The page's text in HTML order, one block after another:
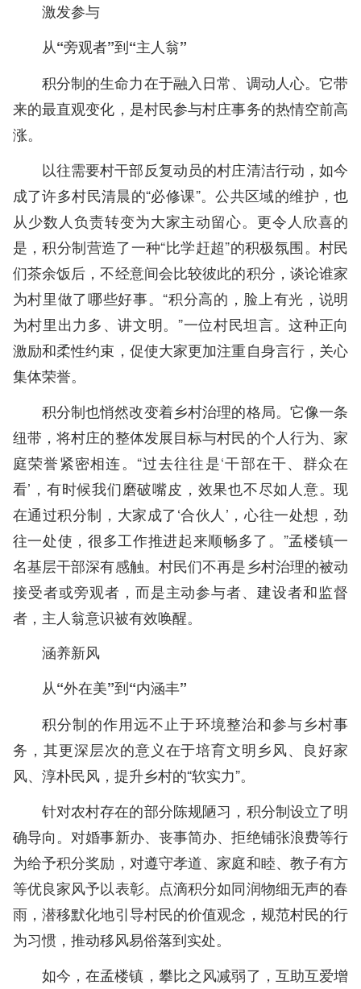
激发参与
从“旁观者”到“主人翁”
积分制的生命力在于融入日常、调动人心。它带
来的最直观变化，是村民参与村庄事务的热情空前高
涨。
以往需要村干部反复动员的村庄清洁行动，如今
成了许多村民清晨的“必修课”。公共区域的维护，也
从少数人负责转变为大家主动留心。更令人欣喜的
是，积分制营造了一种“比学赶超”的积极氛围。村民
们茶余饭后，不经意间会比较彼此的积分，谈论谁家
为村里做了哪些好事。“积分高的，脸上有光，说明
为村里出力多、讲文明。”一位村民坦言。这种正向
激励和柔性约束，促使大家更加注重自身言行，关心
集体荣誉。
积分制也悄然改变着乡村治理的格局。它像一条
纽带，将村庄的整体发展目标与村民的个人行为、家
庭荣誉紧密相连。“过去往往是‘干部在干、群众在
看’，有时候我们磨破嘴皮，效果也不尽如人意。现
在通过积分制，大家成了‘合伙人’，心往一处想，劲
往一处使，很多工作推进起来顺畅多了。”孟楼镇一
名基层干部深有感触。村民们不再是乡村治理的被动
接受者或旁观者，而是主动参与者、建设者和监督
者，主人翁意识被有效唤醒。
涵养新风
从“外在美”到“内涵丰”
积分制的作用远不止于环境整治和参与乡村事
务，其更深层次的意义在于培育文明乡风、良好家
风、淳朴民风，提升乡村的“软实力”。
针对农村存在的部分陈规陋习，积分制设立了明
确导向。对婚事新办、丧事简办、拒绝铺张浪费等行
为给予积分奖励，对遵守孝道、家庭和睦、教子有方
等优良家风予以表彰。点滴积分如同润物细无声的春
雨，潜移默化地引导村民的价值观念，规范村民的行
为习惯，推动移风易俗落到实处。
如今，在孟楼镇，攀比之风减弱了，互助互爱增